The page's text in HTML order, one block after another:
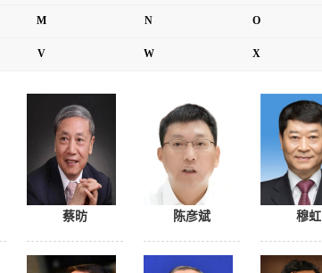
M N O
V W X
蔡昉 陈彦斌 穆虹